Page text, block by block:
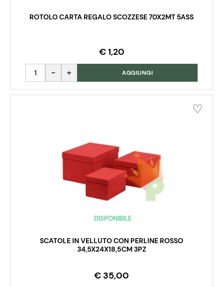
ROTOLO CARTA REGALO SCOZZESE 70X2MT 5ASS
€ 1,20
Quantità AGGIUNGI
DISPONIBILE
SCATOLE IN VELLUTO CON PERLINE ROSSO
34,5X24X18,5CM 3PZ
€ 35,00